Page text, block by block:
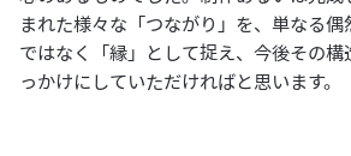
まれた様々な「つながり」を、単なる偶
ではなく「縁」として捉え、今後その構
っかけにしていただければと思います。